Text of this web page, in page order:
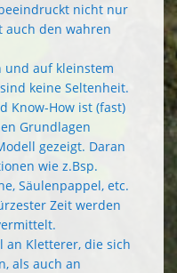
nicht nur
auch den wahren
und auf kleinstem
keine Seltenheit.
Know-How ist (fast)
Grundlagen
gezeigt. Daran
wie z.Bsp.
Säulenpappel, etc.
Zeit werden
an Kletterer, die sich
als auch an